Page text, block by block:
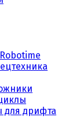
для дрифта